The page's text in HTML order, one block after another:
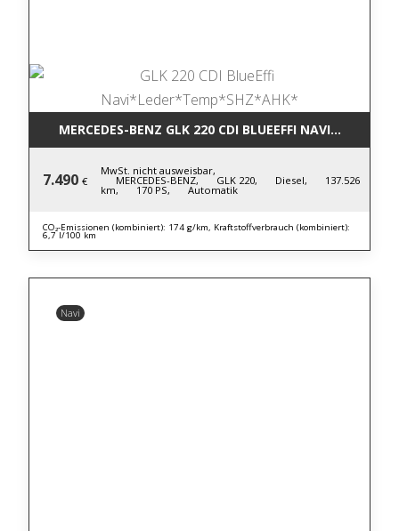
MERCEDES-BENZ GLK 220 CDI
7.490 €
MwSt. nicht ausweisbar,
MERCEDES-BENZ, GLK 220, Diesel, 137.526
km, 170 PS, Automatik
CO₂-Emissionen (kombiniert): 174 g/km, Kraftstoffverbrauch (kombiniert):
6,7 l/100 km
Navi